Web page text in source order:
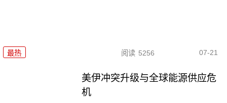
最热 阅读 5256 07-21
美伊冲突升级与全球能源供应危
机